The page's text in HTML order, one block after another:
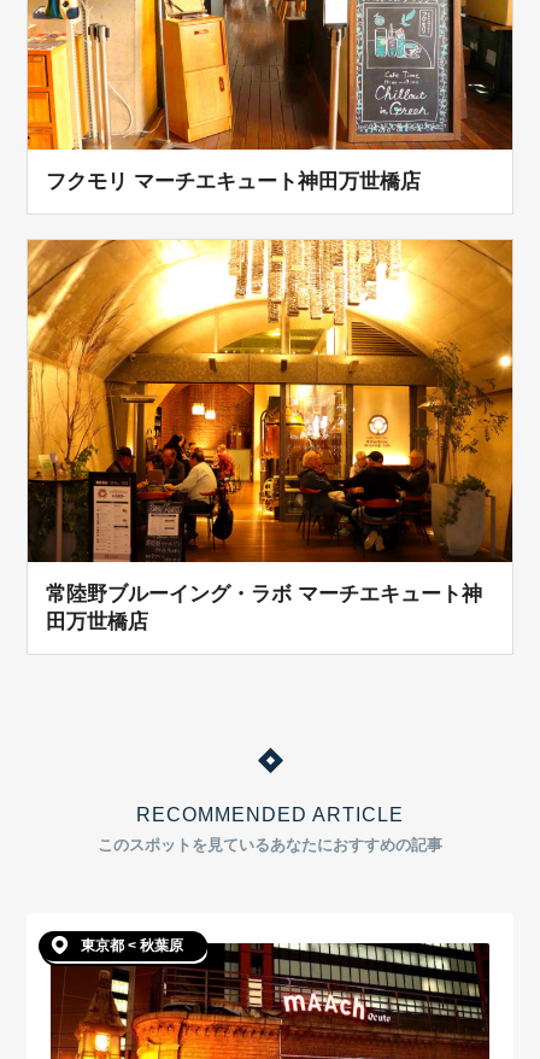
フクモリ マーチエキュート神田万世橋店
常陸野ブルーイング・ラボ マーチエキュート神
田万世橋店
RECOMMENDED ARTICLE
このスポットを見ているあなたにおすすめの記事
東京都 < 秋葉原